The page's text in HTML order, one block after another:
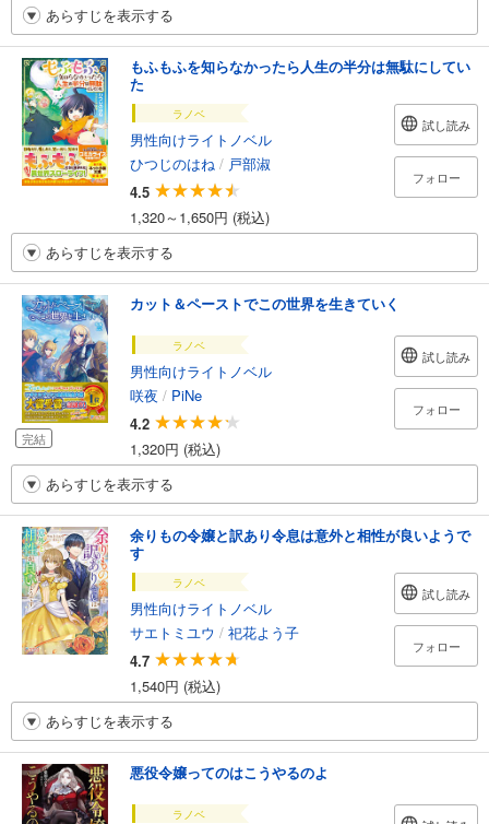
あらすじを表示する
もふもふを知らなかったら人生の半分は無駄にしてい
た
ラノベ
男性向けライトノベル
ひつじのはね / 戸部淑
4.5
1,320～1,650円 (税込)
試し読み
フォロー
あらすじを表示する
完結
カット＆ペーストでこの世界を生きていく
ラノベ
男性向けライトノベル
咲夜 / PiNe
4.2
1,320円 (税込)
試し読み
フォロー
あらすじを表示する
余りもの令嬢と訳あり令息は意外と相性が良いようで
す
ラノベ
男性向けライトノベル
サエトミユウ / 祀花よう子
4.7
1,540円 (税込)
試し読み
フォロー
あらすじを表示する
悪役令嬢ってのはこうやるのよ
ラノベ